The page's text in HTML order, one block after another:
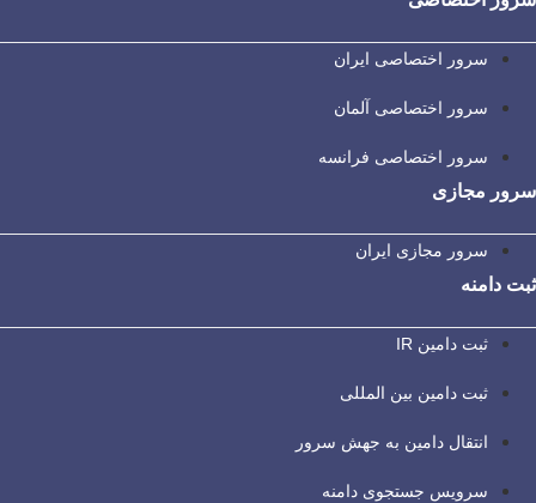
سرور اختصاصی ایران
سرور اختصاصی آلمان
سرور اختصاصی فرانسه
سرور مجازی
سرور مجازی ایران
ثبت دامنه
ثبت دامین IR
ثبت دامین بین المللی
انتقال دامین به جهش سرور
سرویس جستجوی دامنه